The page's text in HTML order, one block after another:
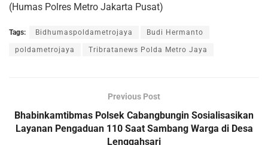
(Humas Polres Metro Jakarta Pusat)
Tags: Bidhumaspoldametrojaya Budi Hermanto
poldametrojaya Tribratanews Polda Metro Jaya
Previous Post
Bhabinkamtibmas Polsek Cabangbungin Sosialisasikan
Layanan Pengaduan 110 Saat Sambang Warga di Desa
Lenggahsari